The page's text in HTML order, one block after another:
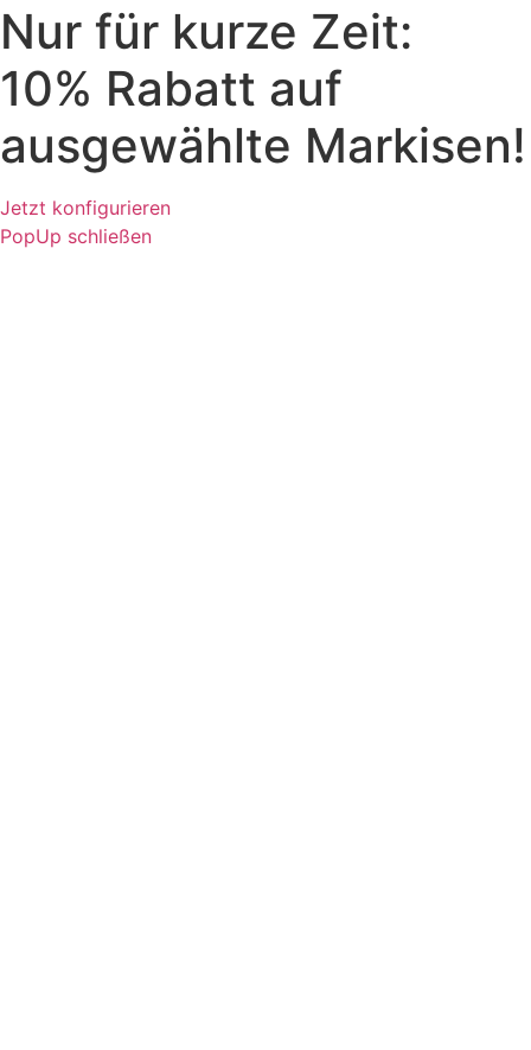
Nur für kurze Zeit:
10% Rabatt auf
ausgewählte Markisen!
Jetzt konfigurieren
PopUp schließen